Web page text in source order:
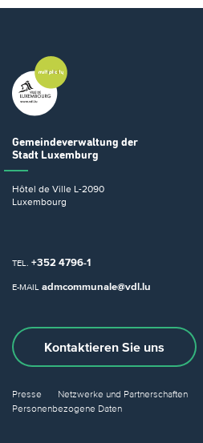
Gemeindeverwaltung der
Stadt Luxemburg
Hôtel de Ville L-2090
Luxembourg
TEL. +352 4796-1
E-MAIL admcommunale@vdl.lu
Kontaktieren Sie uns
Presse Netzwerke und Partnerschaften
Personenbezogene Daten